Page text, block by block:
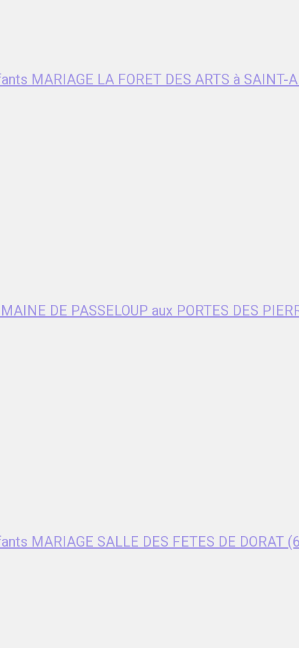
MARIAGE LA FORET DES ARTS à SAINT-
DE PASSELOUP aux PORTES DES
MARIAGE SALLE DES FETES DE DORAT